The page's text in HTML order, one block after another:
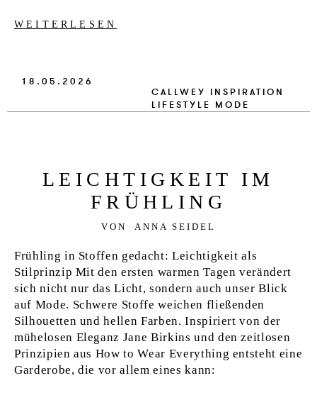
WEITERLESEN
18.05.2026
CALLWEY INSPIRATION
LIFESTYLE MODE
LEICH­TIG­KEIT IM
FRÜHLING
VON ANNA SEIDEL
Frühling in Stoffen gedacht: Leichtigkeit als
Stilprinzip Mit den ersten warmen Tagen verändert
sich nicht nur das Licht, sondern auch unser Blick
auf Mode. Schwere Stoffe weichen fließenden
Silhouetten und hellen Farben. Inspiriert von der
mühelosen Eleganz Jane Birkins und den zeitlosen
Prinzipien aus How to Wear Everything entsteht eine
Garderobe, die vor allem eines kann: